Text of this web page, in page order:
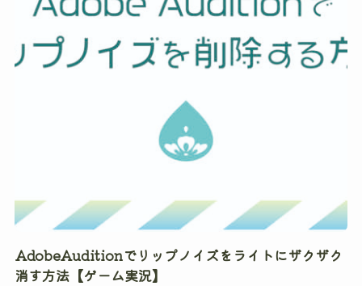
AdobeAuditionでリップノイズをライトにザクザク
消す方法【ゲーム実況】